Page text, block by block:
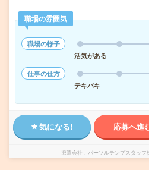
職場の雰囲気
職場の様子
活気がある
仕事の仕方
テキパキ
気になる! 応募へ進
派遣会社 パーソルテンプスタッ